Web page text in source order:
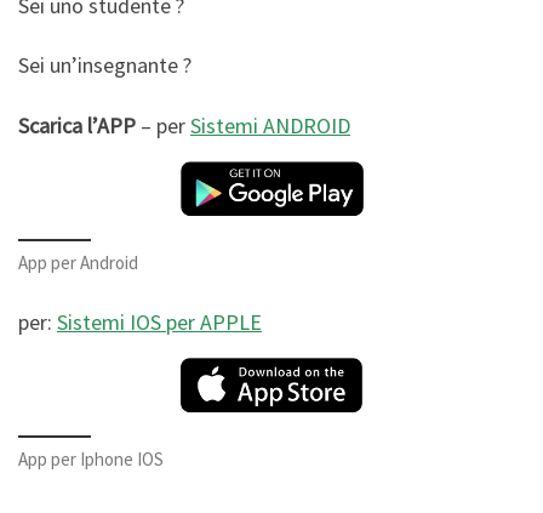
Sei un’insegnante ?
Scarica l’APP – perSistemi ANDROID
App per Android
per: Sistemi IOS per APPLE
App per Iphone IOS